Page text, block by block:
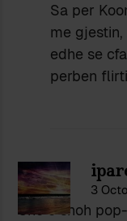
Sa per
me
edhe se
perben
3
Une e shoh